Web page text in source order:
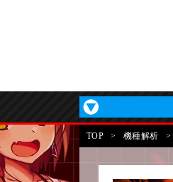
TOP > 機種解析 >